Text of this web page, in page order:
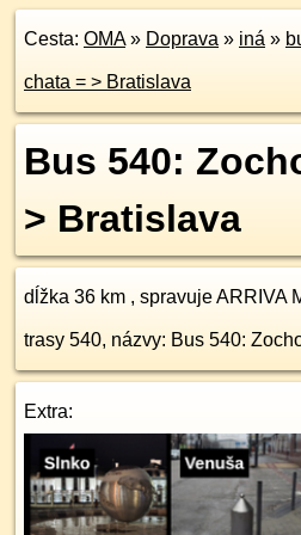
Cesta: OMA» Doprava » iná »
chata = > Bratislava
Bus 540:
> Bratislava
dĺžka 36 km , spravuje ARRIVA
trasy 540, názvy: Bus 540:
Extra: